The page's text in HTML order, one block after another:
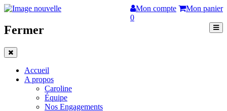
Mon compte
Mon panier
0
Fermer
Accueil
A propos
Caroline
Équipe
Nos Engagements